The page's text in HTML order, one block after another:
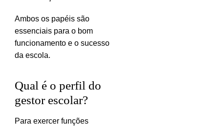
Ambos os papéis são
essenciais para o bom
funcionamento e o sucesso
da escola.
Qual é o perfil do
gestor escolar?
Para exercer funções